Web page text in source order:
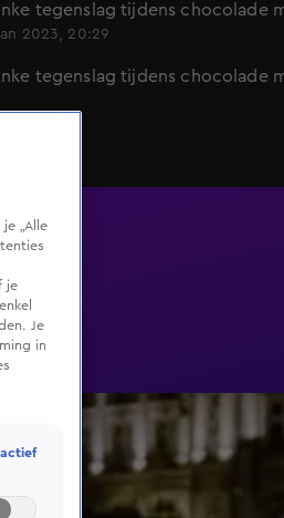
tegenslag tijdens chocolade
2023, 20:29
tegenslag tijdens chocolade
„Alle
je
Je
in